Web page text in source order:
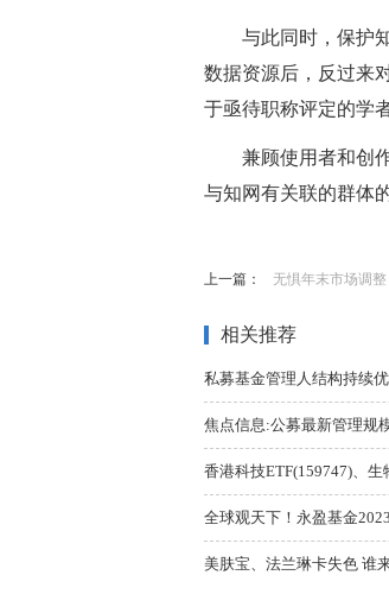
与此同时，保护
数据资源后，反过来
于亟待职称评定的学
兼顾使用者和创
与知网有关联的群体
上一篇： 无惧年末市场调
相关推荐
私募基金管理人结构持续
焦点信息:公募最新管理规
香港科技ETF(159747)、
全球观天下！永盈基金
美肤宝、法兰琳卡失色 谁